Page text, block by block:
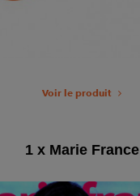
Voir le produit
1 x Marie France